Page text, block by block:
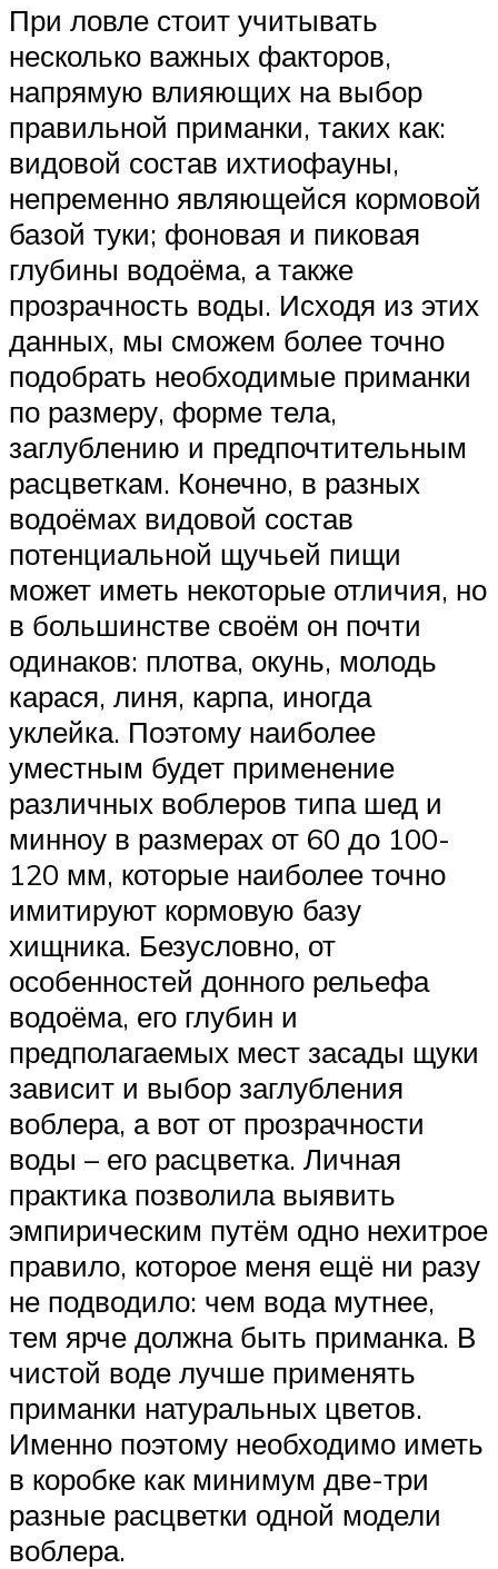
При ловле стоит учитывать
несколько важных факторов,
напрямую влияющих на выбор
правильной приманки, таких как:
видовой состав ихтиофауны,
непременно являющейся кормовой
базой туки; фоновая и пиковая
глубины водоёма, а также
прозрачность воды. Исходя из этих
данных, мы сможем более точно
подобрать необходимые приманки
по размеру, форме тела,
заглублению и предпочтительным
расцветкам. Конечно, в разных
водоёмах видовой состав
потенциальной щучьей пищи
может иметь некоторые отличия, но
в большинстве своём он почти
одинаков: плотва, окунь, молодь
карася, линя, карпа, иногда
уклейка. Поэтому наиболее
уместным будет применение
различных воблеров типа шед и
минноу в размерах от 60 до 100-
120 мм, которые наиболее точно
имитируют кормовую базу
хищника. Безусловно, от
особенностей донного рельефа
водоёма, его глубин и
предполагаемых мест засады щуки
зависит и выбор заглубления
воблера, а вот от прозрачности
воды – его расцветка. Личная
практика позволила выявить
эмпирическим путём одно нехитрое
правило, которое меня ещё ни разу
не подводило: чем вода мутнее,
тем ярче должна быть приманка. В
чистой воде лучше применять
приманки натуральных цветов.
Именно поэтому необходимо иметь
в коробке как минимум две-три
разные расцветки одной модели
воблера.